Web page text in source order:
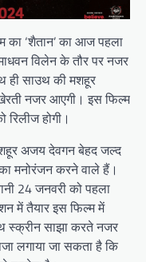
‘शैतान’ का आज पहला
विलेन के तौर पर नजर
साउथ की मशहूर
नजर आएगी। इस फिल्म
होगी।
अजय देवगन बेहद जल्द
मनोरंजन करने वाले हैं।
24 जनवरी को पहला
में तैयार इस फिल्म में
स्क्रीन साझा करते नजर
लगाया जा सकता है कि